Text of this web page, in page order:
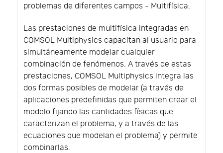
problemas de diferentes campos - Multifísica.
Las prestaciones de multifísica integradas en
COMSOL Multiphysics capacitan al usuario para
simultáneamente modelar cualquier
combinación de fenómenos. A través de estas
prestaciones, COMSOL Multiphysics integra las
dos formas posibles de modelar (a través de
aplicaciones predefinidas que permiten crear el
modelo fijando las cantidades físicas que
caracterizan el problema, y a través de las
ecuaciones que modelan el problema) y permite
combinarlas.